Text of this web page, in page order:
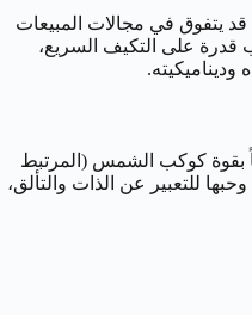
القيادية والمبادرة (الحمل/الشمس). قد يتفوق في مجالات المبيعات
قدرة على التكيف السريع،
غالباً ما تتأثر أيضاً بقوة كوكب الشمس (المرتبط
للتعبير عن الذات والتألق،